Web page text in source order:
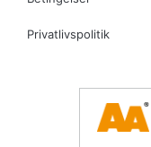
Privatlivspolitik